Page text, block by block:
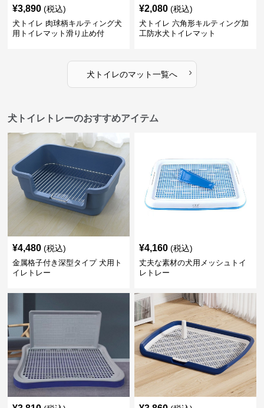
¥3,890 (税込)
犬トイレ 肉球柄キルティング犬
用トイレマット滑り止め付
¥2,080 (税込)
犬トイレ 六角形キルティング加
工防水犬トイレマット
犬トイレのマット一覧へ ›
犬トイレトレーのおすすめアイテム
¥4,480 (税込)
金属格子付き深型タイプ 犬用ト
イレトレー
¥4,160 (税込)
丈夫な素材の犬用メッシュトイ
レトレー